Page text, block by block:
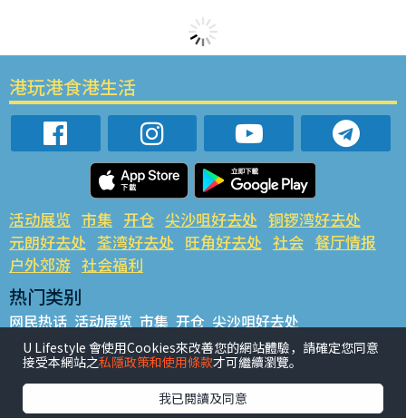
港玩港食港生活
活动展览 市集 开仓 尖沙咀好去处 铜锣湾好去处
元朗好去处 荃湾好去处 旺角好去处 社会 餐厅情报
户外郊游 社会福利
热门类别
网民热话 活动展览 市集 开仓 尖沙咀好去处
铜锣湾好去处 元朗好去处 荃湾好去处 旺角好去处 社会
餐厅情报 户外郊游
热门标签
U Lifestyle 會使用Cookies來改善您的網站體驗，請確定您同意
接受本網站之私隱政策和使用條款才可繼續瀏覽。
我已閱讀及同意